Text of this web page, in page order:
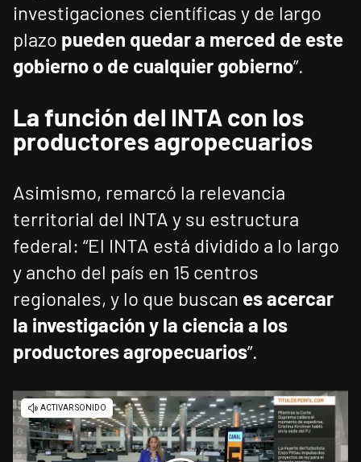
investigaciones científicas y de largo
plazo pueden quedar a merced de este
gobierno o de cualquier gobierno”.
La función del INTA con los
productores agropecuarios
Asimismo, remarcó la relevancia
territorial del INTA y su estructura
federal: “El INTA está dividido a lo largo
y ancho del país en 15 centros
regionales, y lo que buscan es acercar
la investigación y la ciencia a los
productores agropecuarios”.